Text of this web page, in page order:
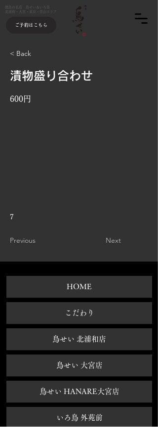
焼鳥の名店 鳥せい＆いろ鳥
北浦和・大宮・東京・青山エリア
ご予約はこちら
< Back
漬物盛り合わせ
600円
7
Previous Next
HOME
​こだわり
鳥せい 北浦和店
鳥せい 大宮店
鳥せい HANARE大宮店
いろ鳥 外苑前